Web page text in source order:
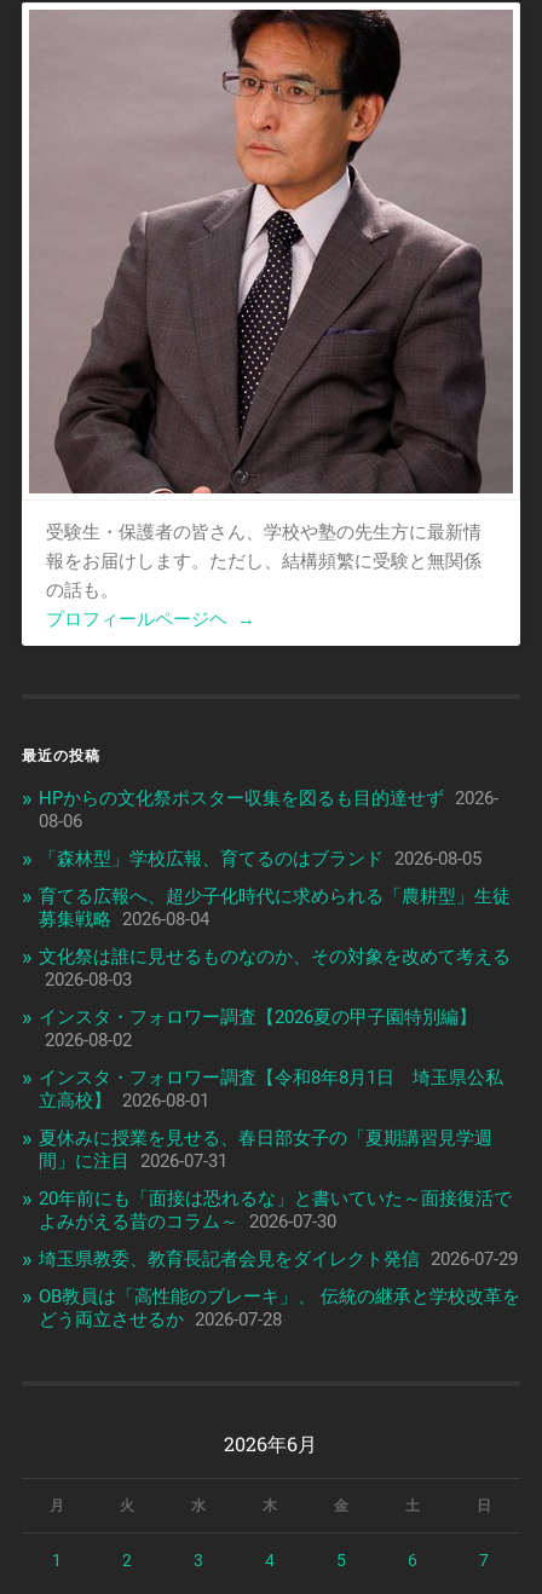
受験生・保護者の皆さん、学校や塾の先生方に最新情
報をお届けします。ただし、結構頻繁に受験と無関係
の話も。
プロフィールページヘ
→
最近の投稿
HPからの文化祭ポスター収集を図るも目的達せず 2026-
08-06
「森林型」学校広報、育てるのはブランド
2026-08-05
育てる広報へ、超少子化時代に求められる「農耕型」生徒
募集戦略
2026-08-04
文化祭は誰に見せるものなのか、その対象を改めて考える
2026-08-03
インスタ・フォロワー調査【2026夏の甲子園特別編】
2026-08-02
インスタ・フォロワー調査【令和8年8月1日 埼玉県公私
立高校】
2026-08-01
夏休みに授業を見せる、春日部女子の「夏期講習見学週
間」に注目
2026-07-31
20年前にも「面接は恐れるな」と書いていた～面接復活で
よみがえる昔のコラム～
2026-07-30
埼玉県教委、教育長記者会見をダイレクト発信 2026-07-29
OB教員は「高性能のブレーキ」、 伝統の継承と学校改革を
どう両立させるか 2026-07-28
2026年6月
月 火 水 木 金 土 日
1 2 3 4 5 6 7